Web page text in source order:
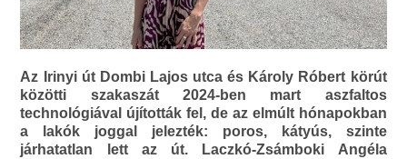
Az Irinyi út Dombi Lajos utca és Károly Róbert körút
közötti szakaszát 2024-ben mart aszfaltos
technológiával újították fel, de az elmúlt hónapokban
a lakók joggal jelezték: poros, kátyús, szinte
járhatatlan lett az út. Laczkó-Zsámboki Angéla